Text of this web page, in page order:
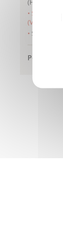
(HIT)
Stago
(VWD)
Stago
Podcasts